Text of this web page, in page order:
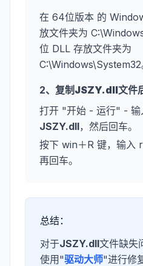
在 64位版本 的
放文件夹为
位 DLL 存放文件夹为
C:\Windows\System32
2、复制 JSZY.dll文件
打开 "开始 - 运行" -
JSZY.dll，然后回车。
按下 win＋R 键，输入
再回车。
总结：
对于JSZY.dll文件缺失
使用"驱动大师"进行修